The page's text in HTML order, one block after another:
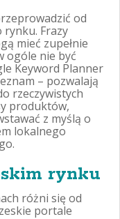
od
rynku. Frazy
mieć zupełnie
ogóle nie być
Keyword Planner
– pozwalają
rzeczywistych
produktów,
z myślą o
lokalnego
rynku
różni się od
portale